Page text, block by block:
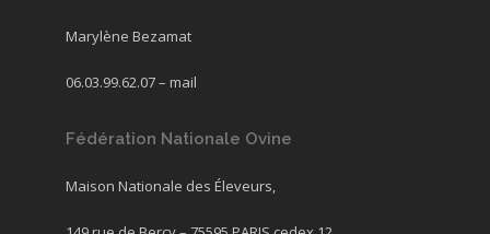
Marylène Bezamat
06.03.99.62.07 – mail
Fédération Nationale Ovine
Maison Nationale des Éleveurs,